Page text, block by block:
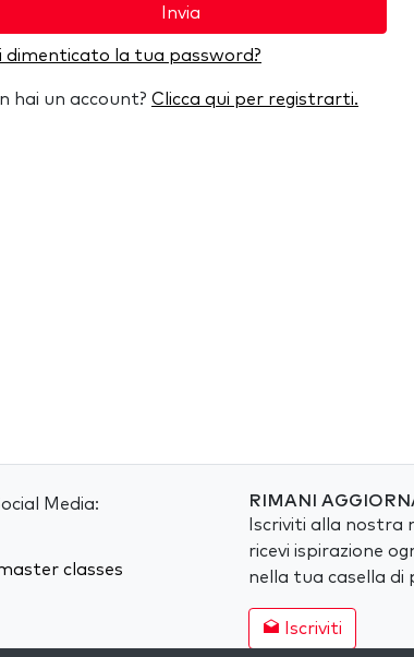
Invia
dimenticato la tua password?
hai un account? Clicca qui per registrarti.
Media:
classes
RIMANI
Iscriviti alla nostra
ricevi ispirazione
nella tua casella di
Iscriviti